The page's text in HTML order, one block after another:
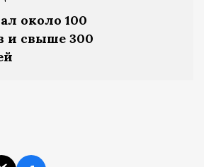
около 100
и свыше 300